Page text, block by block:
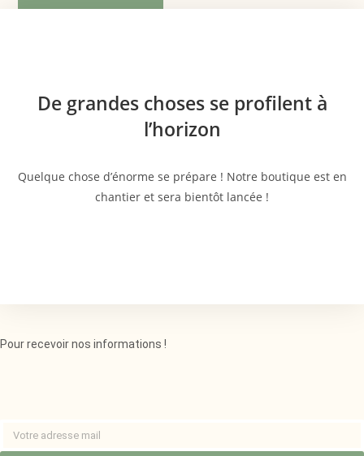
De grandes choses se profilent à
l’horizon
Quelque chose d’énorme se prépare ! Notre boutique est en
chantier et sera bientôt lancée !
Pour recevoir nos informations !